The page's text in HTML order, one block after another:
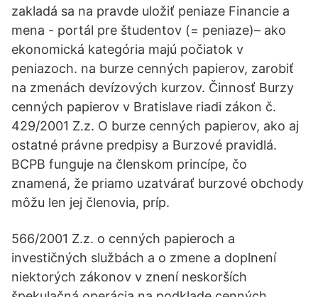
zakladá sa na pravde uložiť peniaze Financie a
mena - portál pre študentov (= peniaze)– ako
ekonomická kategória majú počiatok v
peniazoch. na burze cenných papierov, zarobiť
na zmenách devízových kurzov. Činnosť Burzy
cenných papierov v Bratislave riadi zákon č.
429/2001 Z.z. O burze cenných papierov, ako aj
ostatné právne predpisy a Burzové pravidlá.
BCPB funguje na členskom princípe, čo
znamená, že priamo uzatvárať burzové obchody
môžu len jej členovia, príp.
566/2001 Z.z. o cenných papieroch a
investičných službách a o zmene a doplnení
niektorých zákonov v znení neskorších